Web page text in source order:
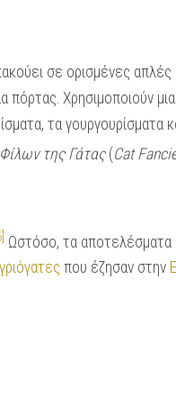
σε ορισμένες απλές
Χρησιμοποιούν μια
τα γουργουρίσματα
της Γάτας(Cat
Ωστόσο, τα αποτελέσματα
που έζησαν στην